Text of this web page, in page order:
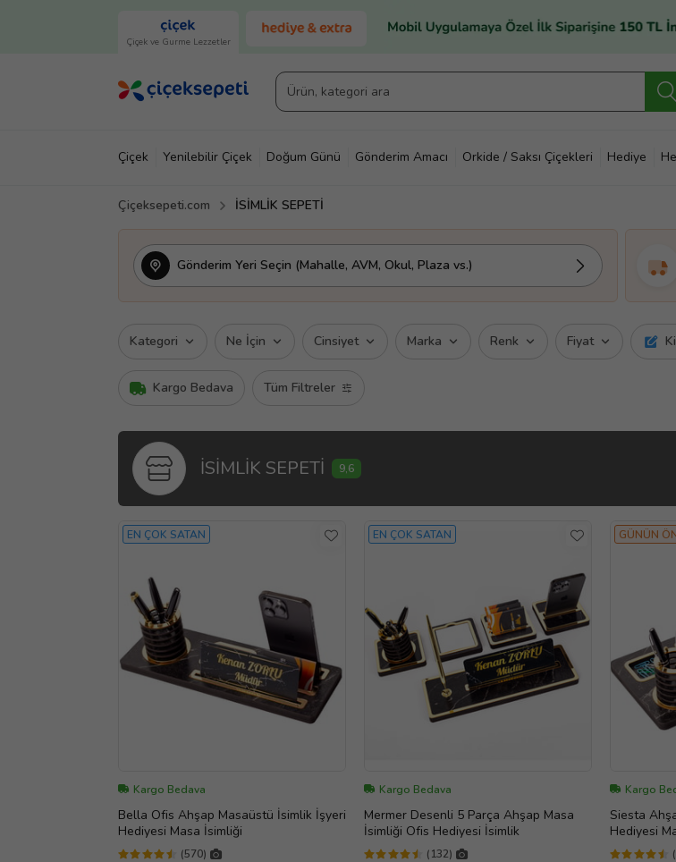
Çiçek ve Gurme Lezzetler
Çiçek Yenilebilir Çiçek Doğum Günü Gönderim Amacı Orkide / Saksı Çiçekleri Hediye
Çiçeksepeti.com İSİMLİK SEPETİ
Gönderim Yeri Seçin (Mahalle, AVM, Okul, Plaza vs.)
Kategori Ne İçin Cinsiyet Marka Renk Fiyat
Kargo Bedava Tüm Filtreler
İSİMLİK SEPETİ 9,6
EN ÇOK SATAN
Kargo Bedava
Bella Ofis Ahşap Masaüstü İsimlik İşyeri
Hediyesi Masa İsimliği
(570)
EN ÇOK SATAN
Kargo Bedava
Mermer Desenli 5 Parça Ahşap Masa
İsimliği Ofis Hediyesi İsimlik
(132)
GÜNÜN
Kargo
Siesta
Hediyesi